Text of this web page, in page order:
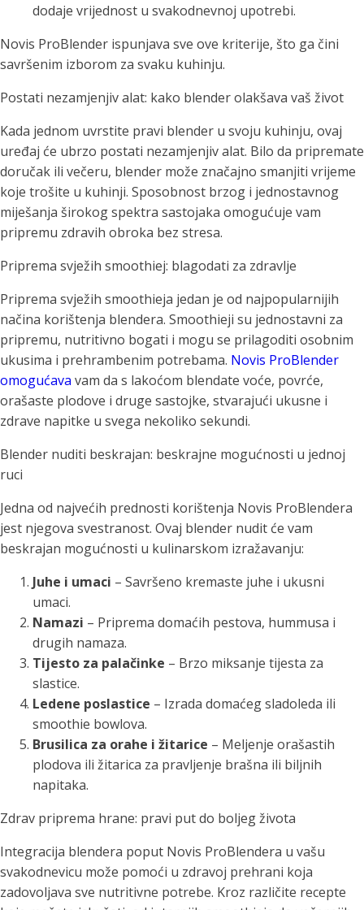
dodaje vrijednost u svakodnevnoj upotrebi.
Novis ProBlender ispunjava sve ove kriterije, što ga čini
savršenim izborom za svaku kuhinju.
Postati nezamjenjiv alat: kako blender olakšava vaš život
Kada jednom uvrstite pravi blender u svoju kuhinju, ovaj
uređaj će ubrzo postati nezamjenjiv alat. Bilo da pripremate
doručak ili večeru, blender može značajno smanjiti vrijeme
koje trošite u kuhinji. Sposobnost brzog i jednostavnog
miješanja širokog spektra sastojaka omogućuje vam
pripremu zdravih obroka bez stresa.
Priprema svježih smoothiej: blagodati za zdravlje
Priprema svježih smoothieja jedan je od najpopularnijih
načina korištenja blendera. Smoothieji su jednostavni za
pripremu, nutritivno bogati i mogu se prilagoditi osobnim
ukusima i prehrambenim potrebama. Novis ProBlender
omogućava vam da s lakoćom blendate voće, povrće,
orašaste plodove i druge sastojke, stvarajući ukusne i
zdrave napitke u svega nekoliko sekundi.
Blender nuditi beskrajan: beskrajne mogućnosti u jednoj
ruci
Jedna od najvećih prednosti korištenja Novis ProBlendera
jest njegova svestranost. Ovaj blender nudit će vam
beskrajan mogućnosti u kulinarskom izražavanju:
Juhe i umaci – Savršeno kremaste juhe i ukusni
umaci.
Namazi – Priprema domaćih pestova, hummusa i
drugih namaza.
Tijesto za palačinke – Brzo miksanje tijesta za
slastice.
Ledene poslastice – Izrada domaćeg sladoleda ili
smoothie bowlova.
Brusilica za orahe i žitarice – Meljenje orašastih
plodova ili žitarica za pravljenje brašna ili biljnih
napitaka.
Zdrav priprema hrane: pravi put do boljeg života
Integracija blendera poput Novis ProBlendera u vašu
svakodnevicu može pomoći u zdravoj prehrani koja
zadovoljava sve nutritivne potrebe. Kroz različite recepte